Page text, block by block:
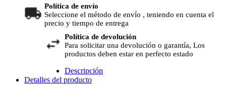
Política de envío
Seleccione el método de envío , teniendo en cuenta el
precio y tiempo de entrega
Política de devolución
Para solicitar una devolución o garantía, Los
productos deben estar en perfecto estado
Descripción
Detalles del producto